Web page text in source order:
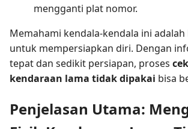
mengganti plat nomor.
Memahami kendala-kendala ini
untuk mempersiapkan diri. Dengan
tepat dan sedikit persiapan, proses
kendaraan lama tidak dipakai bisa
Penjelasan Utama: